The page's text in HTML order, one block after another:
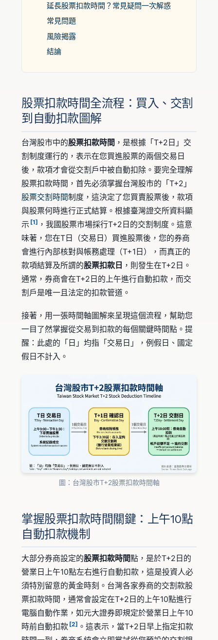
延長股票扣款時間？常見疑問一次解惑
常見問題
風險揭露
結論
股票扣款時間全流程：買入、交割
到自動扣款圖解
台灣股市中的股票扣款時間 ，是根據「T+2日」交
割制度運行的，表示在您買進股票的兩個交易日
後，款項才會從交割戶中被自動扣除。要完全理解
股票扣款時間，首先必須掌握台灣股市的「T+2」
股票交割時間制度，這決定了您買賣股票後，款項
與股票何時進行正式結算。根據臺灣證交所資料顯
示 [1] ，我國股票市場採行T+2日的交割制度。這意
味著，您在T日（交易日）買進股票後，您的券商
會進行內部核對與帳務處理（T+1日），而真正的
款項結算及所謂的股票扣款日 ，則發生在T+2日。
通常，券商會在T+2日的上午進行自動扣款，而交
割戶是唯一且法定的扣款管道。
接著，用一張時間軸圖解來呈現這個流程，幫助您
一目了然掌握從交易到扣款的每個關鍵時間點。提
醒：此處的「日」均指「交易日」，例假日、國定
假日不計入。
圖：台灣股市T+2股票扣款時間軸
掌握股票扣款時間關鍵：上午10點
自動扣款機制
大部分券商設定的股票扣款時間點，是於T+2日的
營業日上午10點左右進行自動扣款，這是投資人必
須特別留意的黃金時刻。台灣各家券商的交割款股
票扣款時間，通常會設定在T+2日的上午10點進行
電腦自動作業，如元大證券即規定於營業日上午10
時前自動扣款 [2] 。這表示，當T+2日早上指定扣款